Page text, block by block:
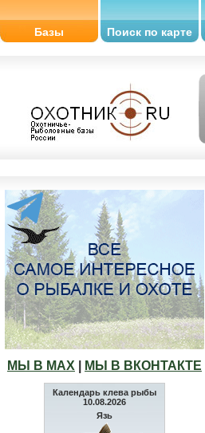
Базы Поиск по карте
МЫ В МАХ МЫ В ВКОНТАКТЕ
Календарь клева рыбы
10.08.2026
Язь